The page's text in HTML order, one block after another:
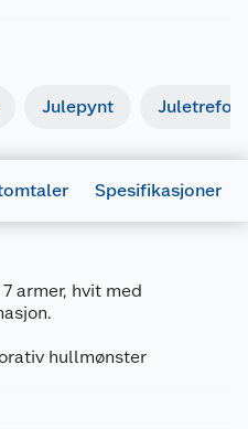
Julepynt Juletrefot
Spesifikasjoner
armer, hvit med
hullmønster
7071189331486
135